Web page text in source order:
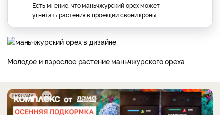
Есть мнение, что маньчжурский орех может
угнетать растения в проекции своей кроны
Молодое и взрослое растение маньчжурского ореха
РЕКЛАМА